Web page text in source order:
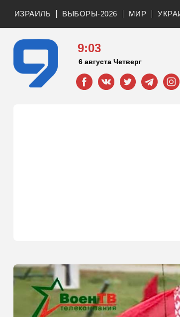
ИЗРАИЛЬ ВЫБОРЫ-2026 МИР
9:03
6 августа Четверг